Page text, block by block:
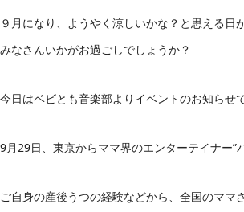
９月になり、ようやく涼しいかな？と思える
みなさんいかがお過ごしでしょうか？
今日はベビとも音楽部よりイベントのお知らせ
9月29日、東京からママ界のエンターテイナー”
ご自身の産後うつの経験などから、全国のマ